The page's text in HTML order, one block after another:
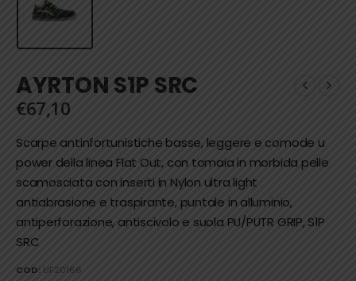
AYRTON S1P SRC
€67,10
Scarpe antinfortunistiche basse, leggere e comode u
power della linea Flat Out, con tomaia in morbida pelle
scamosciata con inserti in Nylon ultra light
antiabrasione e traspirante, puntale in alluminio,
antiperforazione, antiscivolo e suola PU/PUTR GRIP, S1P
SRC
COD: UF20166